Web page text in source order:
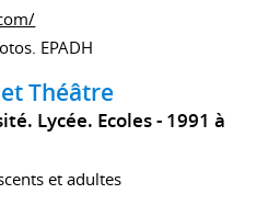
EPADH
Théâtre
Lycée. Ecoles
1991 à
et adultes